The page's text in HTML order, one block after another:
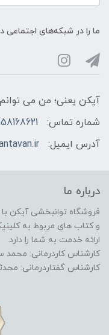
ما را در شبکه‌های اجتماعی
آیکن یعنی؛ من می
شماره تماس:
آدرس ایمیل:
درباره ما
فروشگاه توانبخشی آیکن
و کتاب های مربوط به
ارائه خدمت به شما را دارد.
کارشناس کاردرمانی: محمد
کارشناس گفتاردرمانی: